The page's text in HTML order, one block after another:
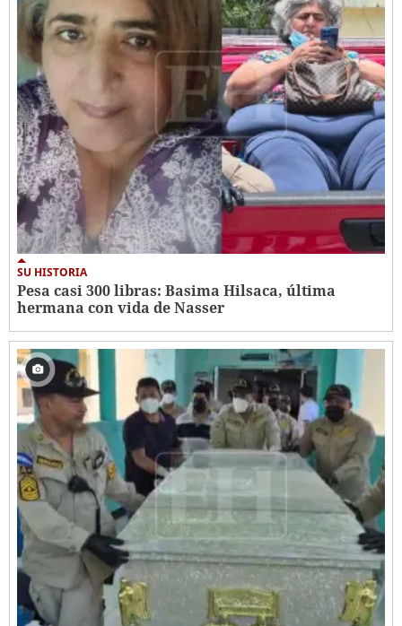
SU HISTORIA
Pesa casi 300 libras: Basima Hilsaca, última
hermana con vida de Nasser